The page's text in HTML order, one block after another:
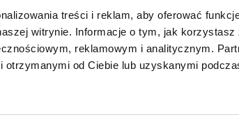
treści i reklam, aby oferować
witrynie. Informacje o tym, jak korzystasz
reklamowym i analitycznym.
otrzymanymi od Ciebie lub uzyskanymi